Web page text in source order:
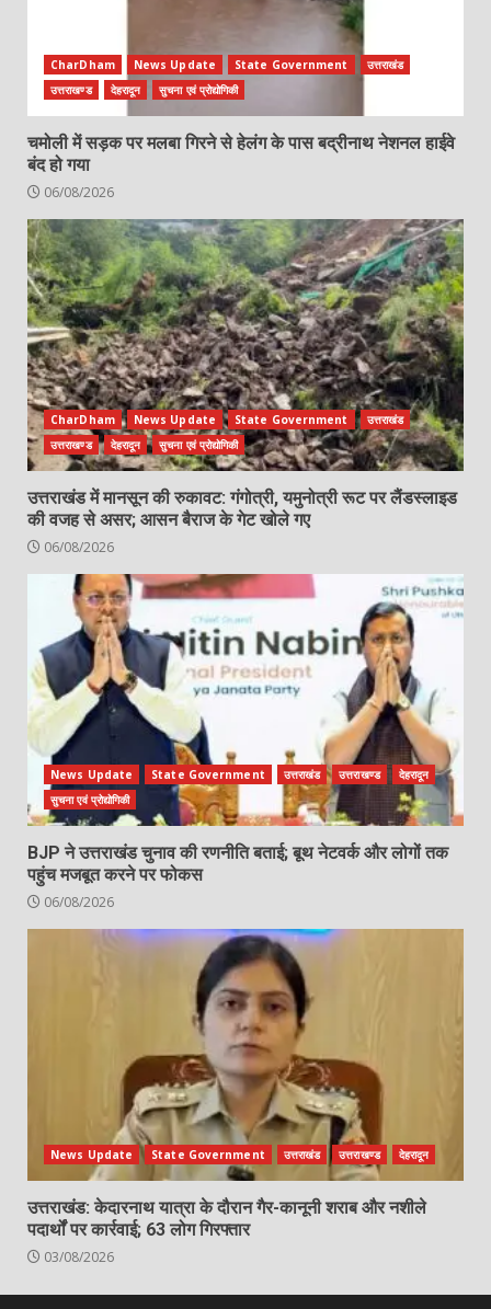
CharDham News Update State Government
उत्तराखंड
उत्तराखण्ड
देहरादून सुचना एवं प्रोद्योगिकी
चमोली में सड़क पर मलबा गिरने से हेलंग के पास बद्रीनाथ नेशनल हाईवे
बंद हो गया
06/08/2026
CharDham News Update State Government
उत्तराखंड
उत्तराखण्ड
देहरादून सुचना एवं प्रोद्योगिकी
उत्तराखंड में मानसून की रुकावट: गंगोत्री, यमुनोत्री रूट पर लैंडस्लाइड
की वजह से असर; आसन बैराज के गेट खोले गए
06/08/2026
News Update State Government उत्तराखंड उत्तराखण्ड
देहरादून
सुचना एवं प्रोद्योगिकी
BJP ने उत्तराखंड चुनाव की रणनीति बताई; बूथ नेटवर्क और लोगों तक
पहुंच मजबूत करने पर फोकस
06/08/2026
News Update State Government उत्तराखंड उत्तराखण्ड देहरादून
उत्तराखंड: केदारनाथ यात्रा के दौरान गैर-कानूनी शराब और नशीले
पदार्थों पर कार्रवाई; 63 लोग गिरफ्तार
03/08/2026